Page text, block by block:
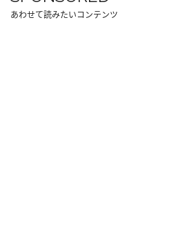
あわせて読みたいコンテンツ